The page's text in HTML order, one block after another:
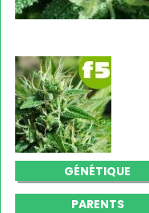
GÉNÉTIQUE
PARENTS